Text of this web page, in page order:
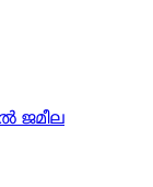
ജമീല